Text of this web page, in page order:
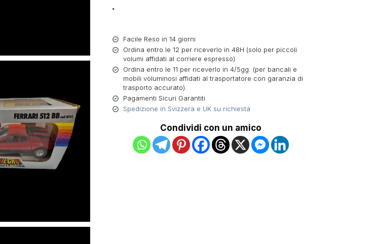
.
Facile Reso in 14 giorni
Ordina entro le 12 per riceverlo in 48H (solo per piccoli
volumi affidati al corriere espresso)
Ordina entro le 11 per riceverlo in 4/5gg. (per bancali e
mobili voluminosi affidati al trasportatore con garanzia di
trasporto accurato).
Pagamenti Sicuri Garantiti
Spedizione in Svizzera e UK su richiesta
Condividi con un amico